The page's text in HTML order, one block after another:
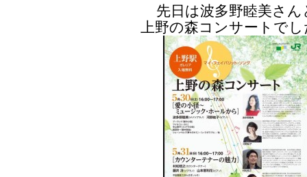
先日は波多野睦美さん
上野の森コンサートで